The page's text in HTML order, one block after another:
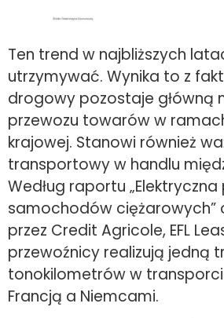
Ten trend w najbliższych
utrzymywać. Wynika to z
drogowy pozostaje główną
przewozu towarów w
krajowej. Stanowi również
transportowy w handlu
Według raportu „Elektryczna
samochodów
przez Credit Agricole, EFL
przewoźnicy realizują jedną
tonokilometrów w
Francją a Niemcami.